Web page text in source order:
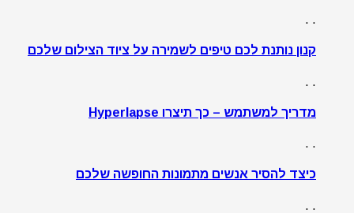
. .
קנון נותנת לכם טיפים לשמירה על ציוד הצילום שלכם
. .
מדריך למשתמש – כך תיצרו Hyperlapse
. .
כיצד להסיר אנשים מתמונות החופשה שלכם
. .